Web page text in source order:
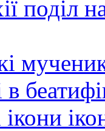
поділ
в